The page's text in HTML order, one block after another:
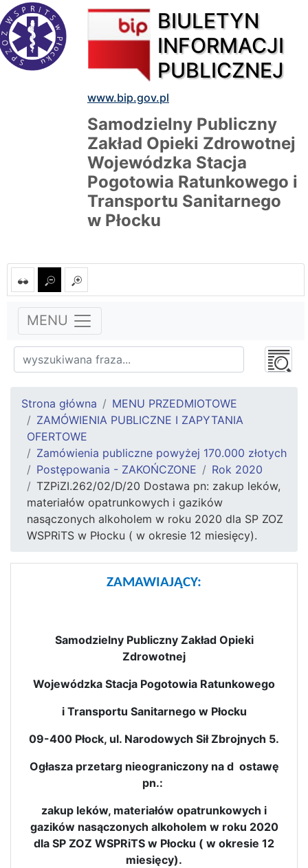
BIULETYN
INFORMACJI
PUBLICZNEJ
www.bip.gov.pl
Samodzielny Publiczny
Zakład Opieki Zdrowotnej
Wojewódzka Stacja
Pogotowia Ratunkowego i
Transportu Sanitarnego
w Płocku
MENU
Strona główna
MENU PRZEDMIOTOWE
ZAMÓWIENIA PUBLICZNE I ZAPYTANIA
OFERTOWE
Zamówienia publiczne powyżej 170.000 złotych
Postępowania - ZAKOŃCZONE
Rok 2020
TZPiZI.262/02/D/20 Dostawa pn: zakup leków,
materiałów opatrunkowych i gazików
nasączonych alkoholem w roku 2020 dla SP ZOZ
WSPRiTS w Płocku ( w okresie 12 miesięcy).
ZAMAWIAJĄCY:
Samodzielny Publiczny Zakład Opieki
Zdrowotnej
Wojewódzka Stacja Pogotowia Ratunkowego
i Transportu Sanitarnego w Płocku
09-400 Płock, ul. Narodowych Sił Zbrojnych 5.
Ogłasza przetarg nieograniczony na d ostawę
pn.:
zakup leków, materiałów opatrunkowych i
gazików nasączonych alkoholem w roku 2020
dla SP ZOZ WSPRiTS w Płocku ( w okresie 12
miesięcy).